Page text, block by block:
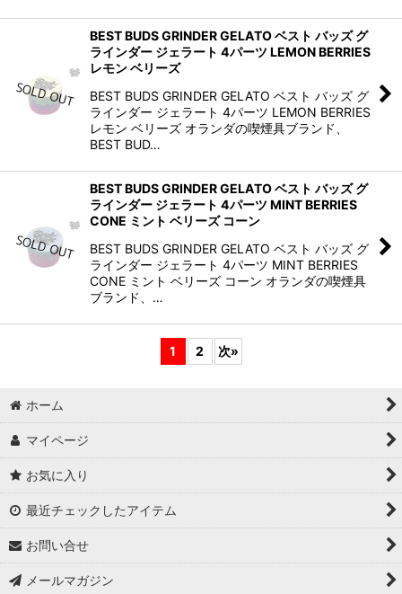
BEST BUDS GRINDER GELATO ベスト バッズ グ
ラインダー ジェラート 4パーツ LEMON BERRIES
レモン ベリーズ
BEST BUDS GRINDER GELATO ベスト バッズ グ
ラインダー ジェラート 4パーツ LEMON BERRIES
レモン ベリーズ オランダの喫煙具ブランド、
BEST BUD…
BEST BUDS GRINDER GELATO ベスト バッズ グ
ラインダー ジェラート 4パーツ MINT BERRIES
CONE ミント ベリーズ コーン
BEST BUDS GRINDER GELATO ベスト バッズ グ
ラインダー ジェラート 4パーツ MINT BERRIES
CONE ミント ベリーズ コーン オランダの喫煙具
ブランド、…
1 2 次»
ホーム
マイページ
お気に入り
最近チェックしたアイテム
お問い合せ
メールマガジン